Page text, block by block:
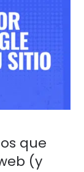
que
(y